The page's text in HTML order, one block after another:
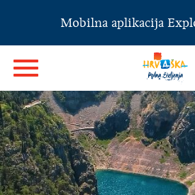
Mobilna aplikacija